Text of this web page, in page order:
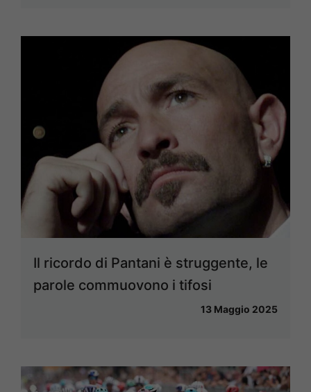
Il ricordo di Pantani è struggente, le
parole commuovono i tifosi
13 Maggio 2025